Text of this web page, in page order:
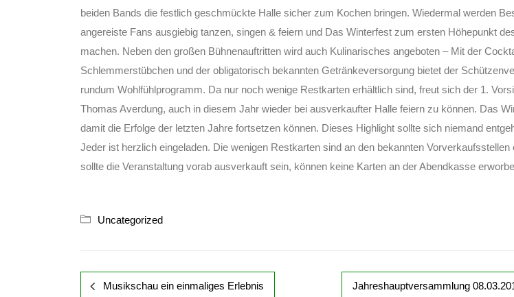
beiden Bands die festlich geschmückte Halle sicher zum Kochen bringen. Wiedermal werden
angereiste Fans ausgiebig tanzen, singen & feiern und Das Winterfest zum ersten Höhepunkt
machen. Neben den großen Bühnenauftritten wird auch Kulinarisches angeboten – Mit der
Schlemmerstübchen und der obligatorisch bekannten Getränkeversorgung bietet der
rundum Wohlfühlprogramm. Da nur noch wenige Restkarten erhältlich sind, freut sich der 1.
Thomas Averdung, auch in diesem Jahr wieder bei ausverkaufter Halle feiern zu können. Das
damit die Erfolge der letzten Jahre fortsetzen können. Dieses Highlight sollte sich niemand
Jeder ist herzlich eingeladen. Die wenigen Restkarten sind an den bekannten Vorverkaufsstellen
sollte die Veranstaltung vorab ausverkauft sein, können keine Karten an der Abendkasse
Uncategorized
Musikschau ein einmaliges Erlebnis
Jahreshauptversammlung